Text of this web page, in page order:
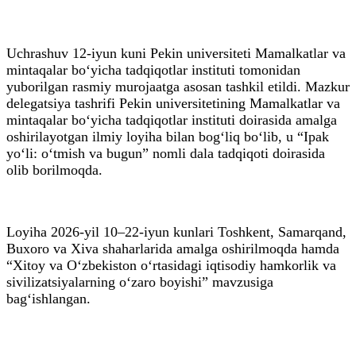
Uchrashuv 12-iyun kuni Pekin universiteti Mamalkatlar va
mintaqalar bo‘yicha tadqiqotlar instituti tomonidan
yuborilgan rasmiy murojaatga asosan tashkil etildi. Mazkur
delegatsiya tashrifi Pekin universitetining Mamalkatlar va
mintaqalar bo‘yicha tadqiqotlar instituti doirasida amalga
oshirilayotgan ilmiy loyiha bilan bog‘liq bo‘lib, u “Ipak
yo‘li: o‘tmish va bugun” nomli dala tadqiqoti doirasida
olib borilmoqda.
Loyiha 2026-yil 10–22-iyun kunlari Toshkent, Samarqand,
Buxoro va Xiva shaharlarida amalga oshirilmoqda hamda
“Xitoy va O‘zbekiston o‘rtasidagi iqtisodiy hamkorlik va
sivilizatsiyalarning o‘zaro boyishi” mavzusiga
bag‘ishlangan.